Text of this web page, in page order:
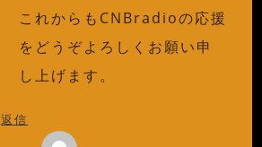
これからもCNBradioの応援
をどうぞよろしくお願い申
し上げます。
返信